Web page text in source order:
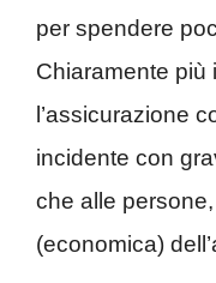
per spendere
Chiaramente più
l’assicurazione
incidente con
che alle
(economica)